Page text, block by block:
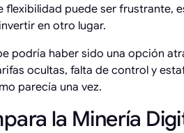
flexibilidad puede ser frustrante,
en otro lugar.
podría haber sido una opción
ocultas, falta de control y
parecía una vez.
la Minería